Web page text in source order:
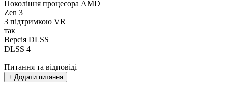
Покоління процесора AMD
Zen 3
З підтримкою VR
так
Версія DLSS
DLSS 4
Питання та відповіді
+ Додати питання